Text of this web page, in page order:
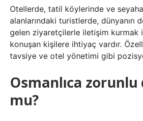
Otellerde, tatil köylerinde ve
alanlarındaki turistlerde, dünyanın
gelen ziyaretçilerle iletişim kurmak
konuşan kişilere ihtiyaç vardır.
tavsiye ve otel yönetimi gibi
Osmanlıca zorunlu
mu?